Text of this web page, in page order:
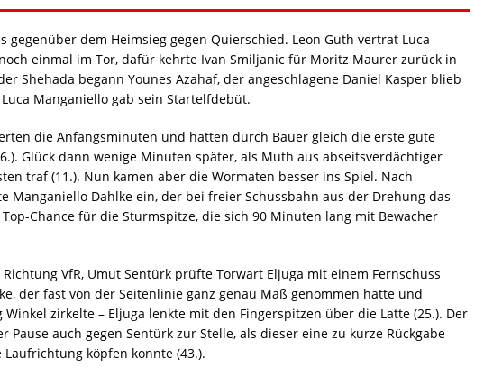
gegenüber dem Heimsieg gegen Quierschied. Leon Guth vertrat Luca
einmal im Tor, dafür kehrte Ivan Smiljanic für Moritz Maurer zurück in
Shehada begann Younes Azahaf, der angeschlagene Daniel Kasper blieb
Manganiello gab sein Startelfdebüt.
die Anfangsminuten und hatten durch Bauer gleich die erste gute
Glück dann wenige Minuten später, als Muth aus abseitsverdächtiger
traf (11.). Nun kamen aber die Wormaten besser ins Spiel. Nach
Manganiello Dahlke ein, der bei freier Schussbahn aus der Drehung das
Chance für die Sturmspitze, die sich 90 Minuten lang mit Bewacher
VfR, Umut Sentürk prüfte Torwart Eljuga mit einem Fernschuss
der fast von der Seitenlinie ganz genau Maß genommen hatte und
zirkelte – Eljuga lenkte mit den Fingerspitzen über die Latte (25.). Der
Pause auch gegen Sentürk zur Stelle, als dieser eine zu kurze Rückgabe
köpfen konnte (43.).